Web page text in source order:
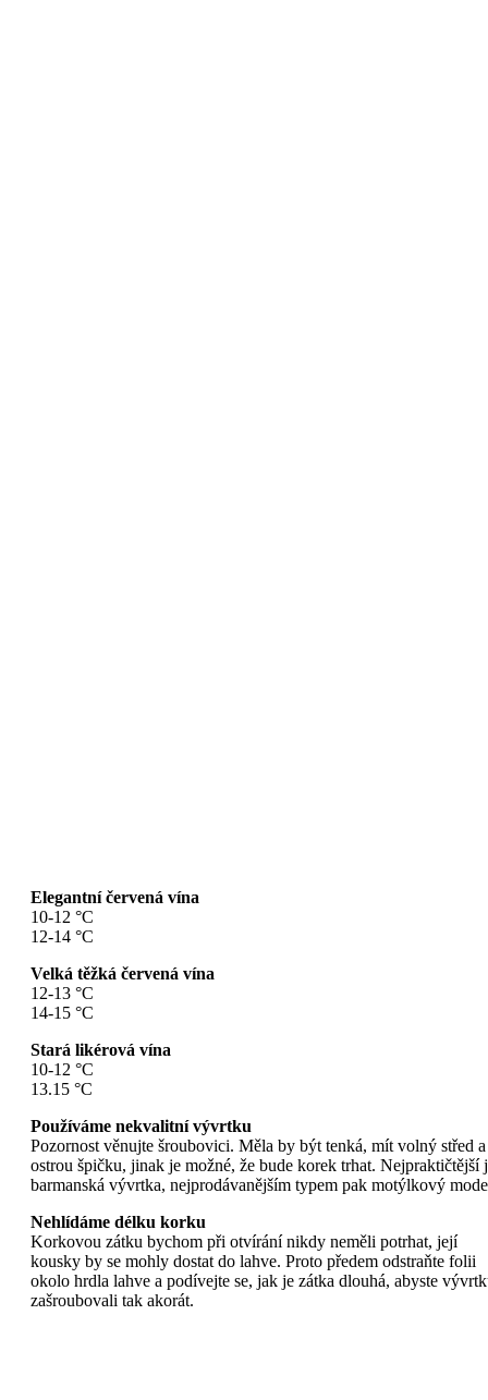
Elegantní červená vína
10-12 °C
12-14 °C
Velká těžká červená vína
12-13 °C
14-15 °C
Stará likérová vína
10-12 °C
13.15 °C
Používáme nekvalitní vývrtku
Pozornost věnujte šroubovici. Měla by být tenká, mít volný střed a
ostrou špičku, jinak je možné, že bude korek trhat. Nejpraktičtější
barmanská vývrtka, nejprodávanějším typem pak motýlkový
Nehlídáme délku korku
Korkovou zátku bychom při otvírání nikdy neměli potrhat, její
kousky by se mohly dostat do lahve. Proto předem odstraňte folii
okolo hrdla lahve a podívejte se, jak je zátka dlouhá, abyste
zašroubovali tak akorát.